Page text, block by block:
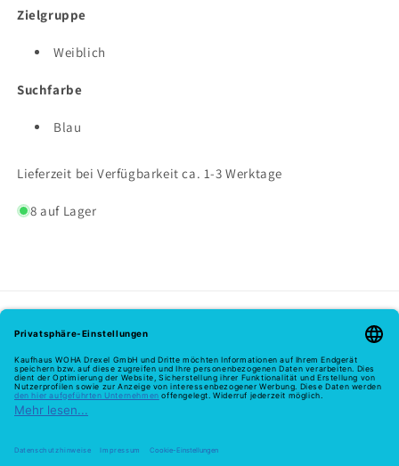
Zielgruppe
Weiblich
Suchfarbe
Blau
Lieferzeit bei Verfügbarkeit ca. 1-3 Werktage
8 auf Lager
E-Mail
Zahlungsmethoden